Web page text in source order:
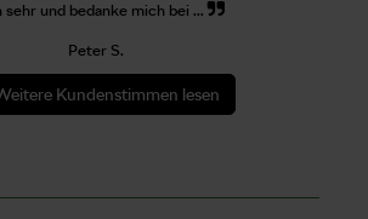
sehr und bedanke mich bei ...
Peter S.
Kundenstimmen lesen